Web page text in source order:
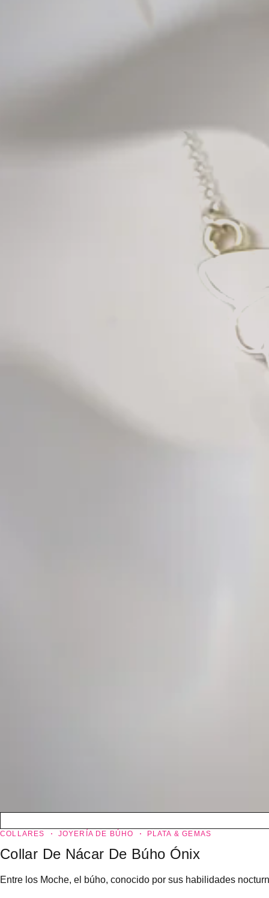
COLLARES JOYERÍA DE BÚHO PLATA & GEMAS
Collar De Nácar De Búho Ónix
Entre los Moche, el búho, conocido por sus habilidades